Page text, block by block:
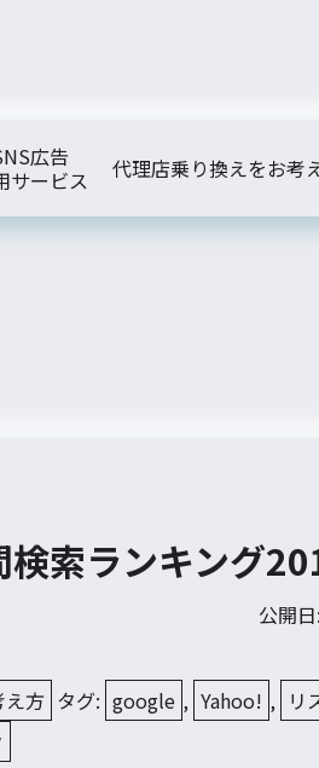
広告
サービス
代理店乗り換えをお考
検索ランキング
公開
え方 タグ: google , Yahoo! , リ